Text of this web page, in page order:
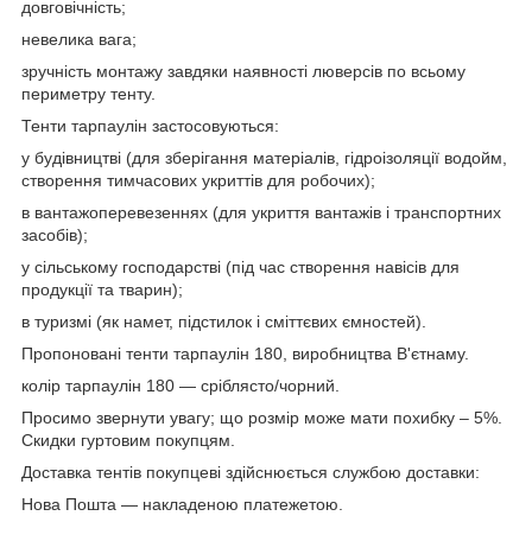
довговічність;
невелика вага;
зручність монтажу завдяки наявності люверсів по всьому
периметру тенту.
Тенти тарпаулін застосовуються:
у будівництві (для зберігання матеріалів, гідроізоляції водойм,
створення тимчасових укриттів для робочих);
в вантажоперевезеннях (для укриття вантажів і транспортних
засобів);
у сільському господарстві (під час створення навісів для
продукції та тварин);
в туризмі (як намет, підстилок і сміттєвих ємностей).
Пропоновані тенти тарпаулін 180, виробництва В'єтнаму.
колір тарпаулін 180 — сріблясто/чорний.
Просимо звернути увагу; що розмір може мати похибку – 5%.
Скидки гуртовим покупцям.
Доставка тентів покупцеві здійснюється службою доставки:
Нова Пошта — накладеною платежетою.